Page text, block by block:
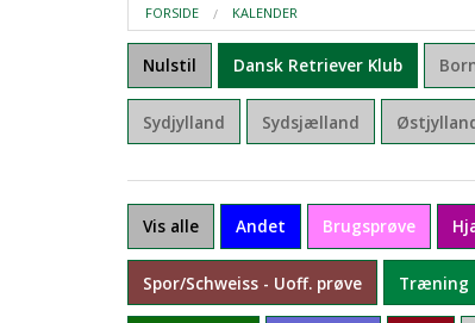
FORSIDE KALENDER
Nulstil Dansk Retriever Klub
Sydjylland Sydsjælland
Vis alle Andet Brugsprøve
Spor/Schweiss - Uoff. prøve Træning